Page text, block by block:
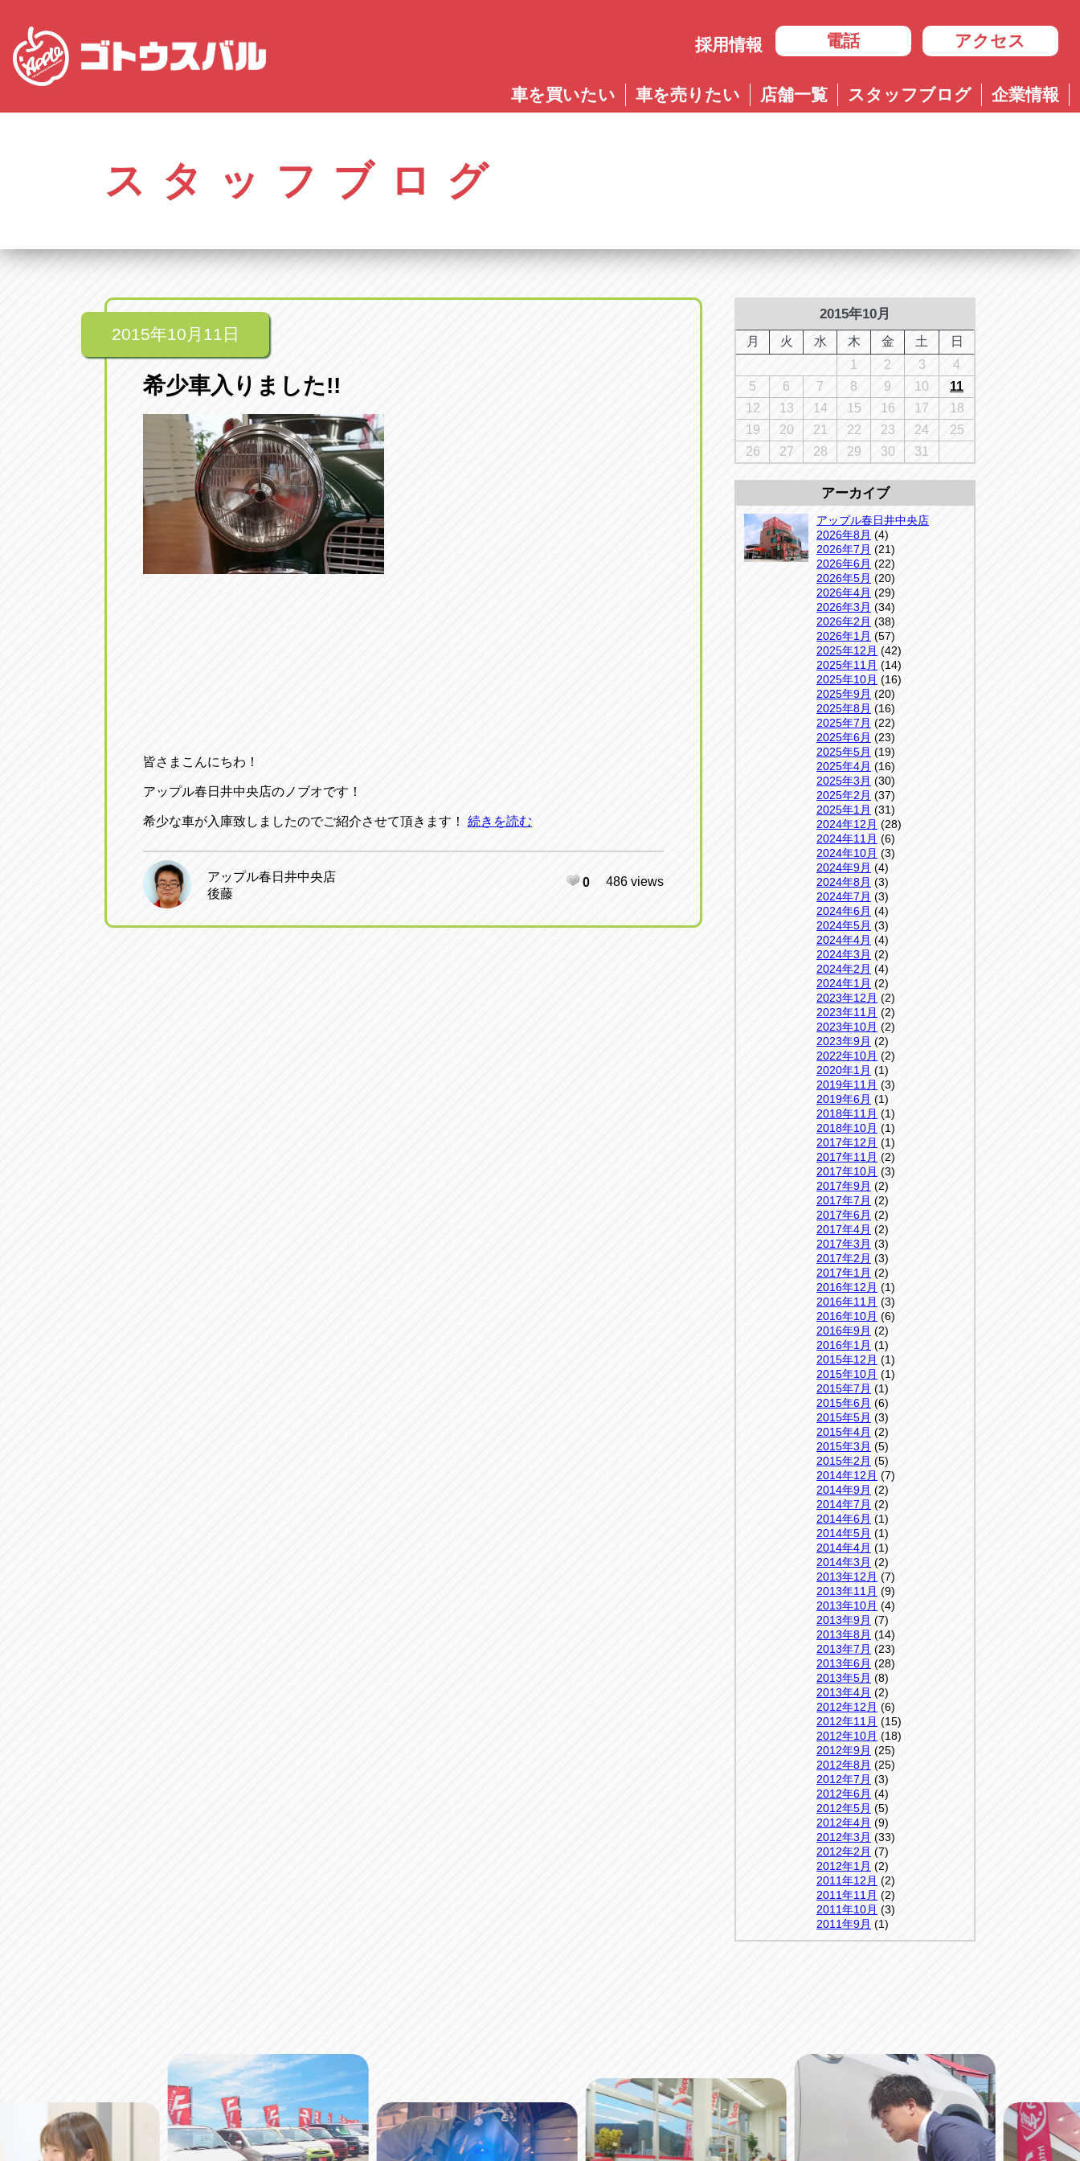
採用情報 電話
愛知
アップル春日井中央店
0568-56-0001
アップル瀬戸店
岐阜
058-379-0525
アップル大垣IC南店
0584-87-0200
千葉
アップルかしわ沼南店
04-7190-1500
アクセス
アップル春日井中央店
愛知県春日井市柏井町4-43-1
アップル一宮22号店
アップル春日井店
アップル碧南店
愛知県碧南市立山町4-32-1
アップル小牧店
アップル尾張旭店
愛知県尾張旭市印場元町5-2-8
オートフレンド
岐阜
アップル恵那店
アップル各務原店
岐阜県各務原市各務おがせ町9-206-1
トラック市四日市店
三重県四日市市午起3丁目1番3号
東京都世田谷区若林5-1-10
車を買いたい 車を売りたい 店舗一覧 スタッフブログ 企業情報
スタッフブログ
2015年10月11日
希少車入りました!!
皆さまこんにちわ！
アップル春日井中央店のノブオです！
希少な車が入庫致しましたのでご紹介させて頂きます！ 続きを読む
アップル春日井中央店
後藤
0 486 views
2015年10月
月 火 水 木 金 土
日
1
2 3
4
5
6 7 8 9 10
11
12
13 14 15 16 17
18
19
20 21 22 23 24
25
26
27 28 29 30 31
アーカイブ
アップル春日井中央店
2026年8月 (4)
2026年7月 (21)
2026年6月 (22)
2026年5月 (20)
2026年4月 (29)
2026年3月 (34)
2026年2月 (38)
2026年1月 (57)
2025年12月 (42)
2025年11月 (14)
2025年10月 (16)
2025年9月 (20)
2025年8月 (16)
2025年7月 (22)
2025年6月 (23)
2025年5月 (19)
2025年4月 (16)
2025年3月 (30)
2025年2月 (37)
2025年1月 (31)
2024年12月 (28)
2024年11月 (6)
2024年10月 (3)
2024年9月 (4)
2024年8月 (3)
2024年7月 (3)
2024年6月 (4)
2024年5月 (3)
2024年4月 (4)
2024年3月 (2)
2024年2月 (4)
2024年1月 (2)
2023年12月 (2)
2023年11月 (2)
2023年10月 (2)
2023年9月 (2)
2022年10月 (2)
2020年1月 (1)
2019年11月 (3)
2019年6月 (1)
2018年11月 (1)
2018年10月 (1)
2017年12月 (1)
2017年11月 (2)
2017年10月 (3)
2017年9月 (2)
2017年7月 (2)
2017年6月 (2)
2017年4月 (2)
2017年3月 (3)
2017年2月 (3)
2017年1月 (2)
2016年12月 (1)
2016年11月 (3)
2016年10月 (6)
2016年9月 (2)
2016年1月 (1)
2015年12月 (1)
2015年10月 (1)
2015年7月 (1)
2015年6月 (6)
2015年5月 (3)
2015年4月 (2)
2015年3月 (5)
2015年2月 (5)
2014年12月 (7)
2014年9月 (2)
2014年7月 (2)
2014年6月 (1)
2014年5月 (1)
2014年4月 (1)
2014年3月 (2)
2013年12月 (7)
2013年11月 (9)
2013年10月 (4)
2013年9月 (7)
2013年8月 (14)
2013年7月 (23)
2013年6月 (28)
2013年5月 (8)
2013年4月 (2)
2012年12月 (6)
2012年11月 (15)
2012年10月 (18)
2012年9月 (25)
2012年8月 (25)
2012年7月 (3)
2012年6月 (4)
2012年5月 (5)
2012年4月 (9)
2012年3月 (33)
2012年2月 (7)
2012年1月 (2)
2011年12月 (2)
2011年11月 (2)
2011年10月 (3)
2011年9月 (1)